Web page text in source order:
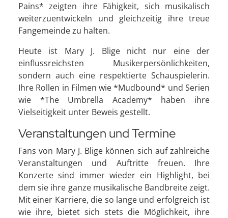
Pains* zeigten ihre Fähigkeit, sich musikalisch
weiterzuentwickeln und gleichzeitig ihre treue
Fangemeinde zu halten.
Heute ist Mary J. Blige nicht nur eine der
einflussreichsten Musikerpersönlichkeiten,
sondern auch eine respektierte Schauspielerin.
Ihre Rollen in Filmen wie *Mudbound* und Serien
wie *The Umbrella Academy* haben ihre
Vielseitigkeit unter Beweis gestellt.
Veranstaltungen und Termine
Fans von Mary J. Blige können sich auf zahlreiche
Veranstaltungen und Auftritte freuen. Ihre
Konzerte sind immer wieder ein Highlight, bei
dem sie ihre ganze musikalische Bandbreite zeigt.
Mit einer Karriere, die so lange und erfolgreich ist
wie ihre, bietet sich stets die Möglichkeit, ihre